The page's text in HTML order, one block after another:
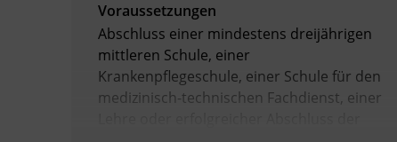
Voraussetzungen
Abschluss einer mindestens dreijährigen
mittleren Schule, einer
Krankenpflegeschule, einer Schule für den
medizinisch-technischen Fachdienst, einer